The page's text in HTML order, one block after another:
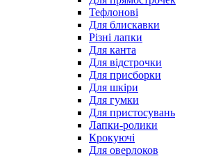
Тефлонові
Для блискавки
Різні лапки
Для канта
Для відстрочки
Для присборки
Для шкіри
Для гумки
Для пристосувань
Лапки-ролики
Крокуючі
Для оверлоков